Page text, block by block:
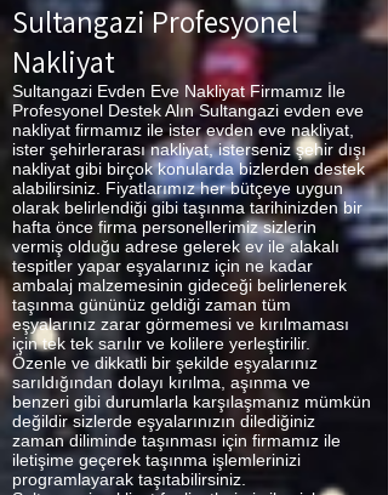
Sultangazi Profesyonel
Nakliyat
Sultangazi Evden Eve Nakliyat Firmamız İle
Profesyonel Destek Alın Sultangazi evden eve
nakliyat firmamız ile ister evden eve nakliyat,
ister şehirlerarası nakliyat, isterseniz şehir dışı
nakliyat gibi birçok konularda bizlerden destek
alabilirsiniz. Fiyatlarımız her bütçeye uygun
olarak belirlendiği gibi taşınma tarihinizden bir
hafta önce firma personellerimiz sizlerin
vermiş olduğu adrese gelerek ev ile alakalı
tespitler yapar eşyalarınız için ne kadar
ambalaj malzemesinin gideceği belirlenerek
taşınma gününüz geldiği zaman tüm
eşyalarınız zarar görmemesi ve kırılmaması
için tek tek sarılır ve kolilere yerleştirilir.
Özenle ve dikkatli bir şekilde eşyalarınız
sarıldığından dolayı kırılma, aşınma ve
benzeri gibi durumlarla karşılaşmanız mümkün
değildir sizlerde eşyalarınızın dilediğiniz
zaman diliminde taşınması için firmamız ile
iletişime geçerek taşınma işlemlerinizi
programlayarak taşıtabilirsiniz.